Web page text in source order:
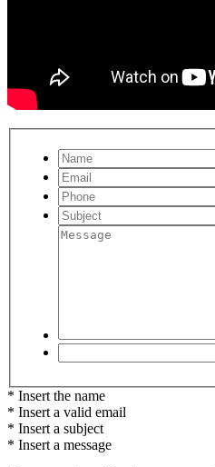
* Insert the name
* Insert a valid email
* Insert a subject
* Insert a message